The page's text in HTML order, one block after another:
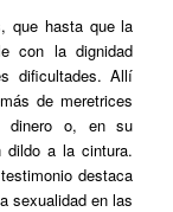
que hasta que la
con la dignidad
dificultades. Allí
de meretrices
dinero o, en su
dildo a la cintura.
destaca
sexualidad en las